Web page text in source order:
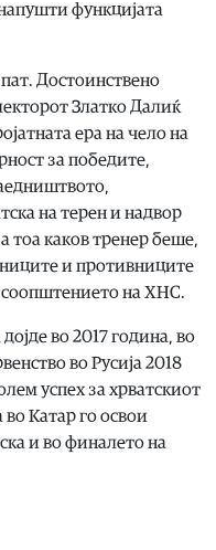
функцијата
Достоинствено
Златко Далиќ
ера на чело на
за победите,
на терен и надвор
тоа каков тренер беше,
и противниците
соопштението на ХНС.
во 2017 година, во
во Русија 2018
успех за хрватскиот
Катар го освои
и во финалето на